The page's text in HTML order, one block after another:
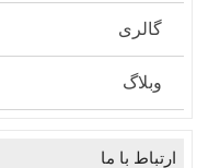
گالری
وبلاگ
ارتباط با ما